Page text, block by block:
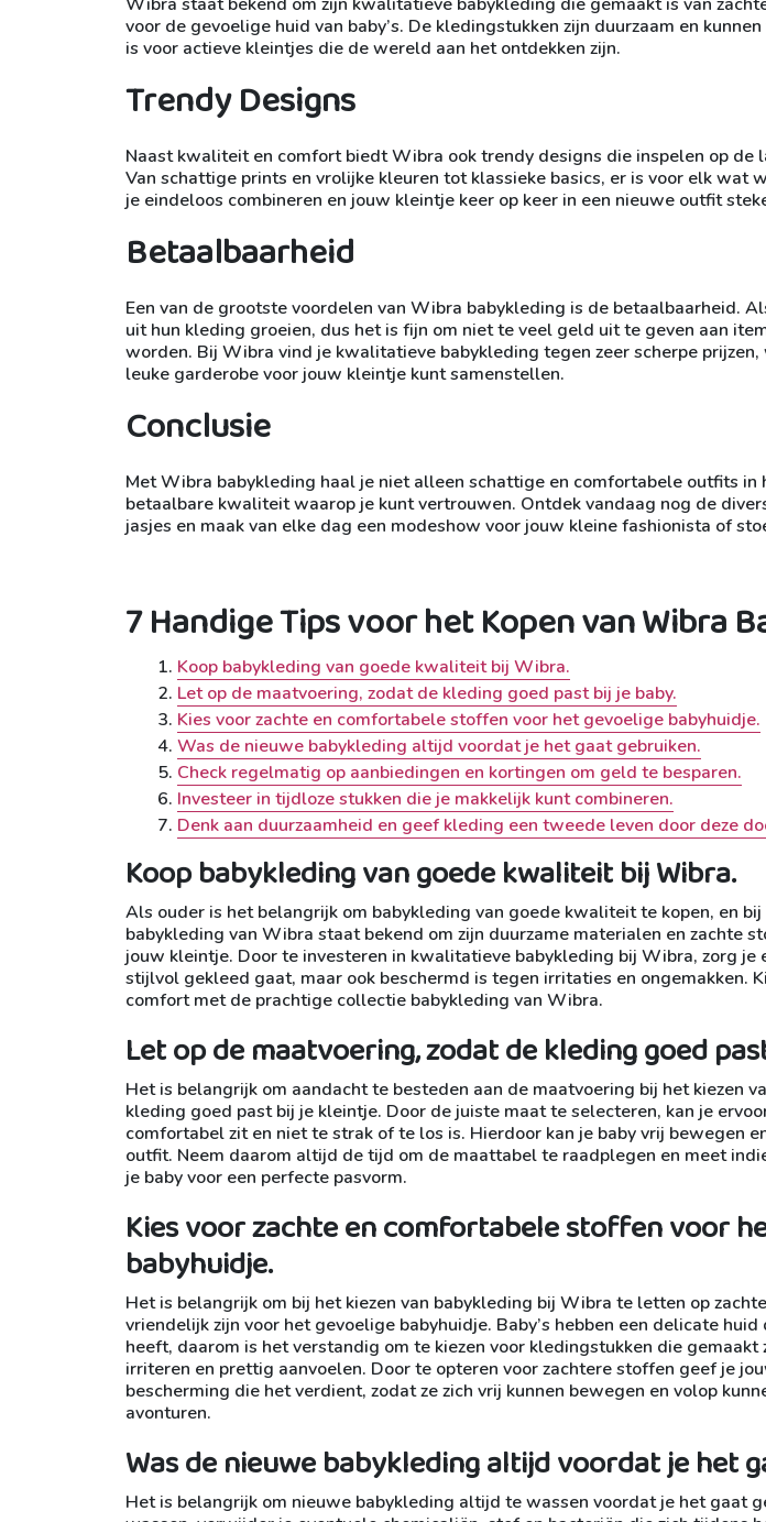
voor de gevoelige huid van baby’s. De kledingstukken zijn duurzaam en
is voor actieve kleintjes die de wereld aan het ontdekken zijn.
Trendy Designs
Naast kwaliteit en comfort biedt Wibra ook trendy designs die inspelen op de
Van schattige prints en vrolijke kleuren tot klassieke basics, er is voor elk wat
je eindeloos combineren en jouw kleintje keer op keer in een nieuwe outfit
Betaalbaarheid
Een van de grootste voordelen van Wibra babykleding is de betaalbaarheid.
uit hun kleding groeien, dus het is fijn om niet te veel geld uit te geven aan
worden. Bij Wibra vind je kwalitatieve babykleding tegen zeer scherpe prijzen,
leuke garderobe voor jouw kleintje kunt samenstellen.
Conclusie
Met Wibra babykleding haal je niet alleen schattige en comfortabele outfits in
betaalbare kwaliteit waarop je kunt vertrouwen. Ontdek vandaag nog de
jasjes en maak van elke dag een modeshow voor jouw kleine fashionista of
7 Handige Tips voor het Kopen van Wibra
Koop babykleding van goede kwaliteit bij Wibra.
Let op de maatvoering, zodat de kleding goed past bij je baby.
Kies voor zachte en comfortabele stoffen voor het gevoelige babyhuidje.
Was de nieuwe babykleding altijd voordat je het gaat gebruiken.
Check regelmatig op aanbiedingen en kortingen om geld te besparen.
Investeer in tijdloze stukken die je makkelijk kunt combineren.
Denk aan duurzaamheid en geef kleding een tweede leven door deze
Koop babykleding van goede kwaliteit bij Wibra.
Als ouder is het belangrijk om babykleding van goede kwaliteit te kopen, en
babykleding van Wibra staat bekend om zijn duurzame materialen en zachte
jouw kleintje. Door te investeren in kwalitatieve babykleding bij Wibra, zorg je
stijlvol gekleed gaat, maar ook beschermd is tegen irritaties en ongemakken.
comfort met de prachtige collectie babykleding van Wibra.
Let op de maatvoering, zodat de kleding goed
Het is belangrijk om aandacht te besteden aan de maatvoering bij het kiezen
kleding goed past bij je kleintje. Door de juiste maat te selecteren, kan je
comfortabel zit en niet te strak of te los is. Hierdoor kan je baby vrij bewegen
outfit. Neem daarom altijd de tijd om de maattabel te raadplegen en meet
je baby voor een perfecte pasvorm.
Kies voor zachte en comfortabele stoffen voor
babyhuidje.
Het is belangrijk om bij het kiezen van babykleding bij Wibra te letten op
vriendelijk zijn voor het gevoelige babyhuidje. Baby’s hebben een delicate
heeft, daarom is het verstandig om te kiezen voor kledingstukken die
irriteren en prettig aanvoelen. Door te opteren voor zachtere stoffen geef je
bescherming die het verdient, zodat ze zich vrij kunnen bewegen en volop
avonturen.
Was de nieuwe babykleding altijd voordat je het
Het is belangrijk om nieuwe babykleding altijd te wassen voordat je het gaat